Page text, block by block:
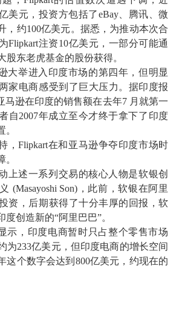
美元，投资方包括了eBay、腾讯、微
，约100亿美元。据悉，为推动本次合
Flipkart注资10亿美元，一部分可能通
股东老虎基金的股份获得。
大举进入印度市场的第四年，但明显
家电商感受到了巨大压力。据印度报
马逊在印度的销售额在去年7 月就第一
自2007年成立至今才终于拿下了印度
，Flipkart在和亚马逊争夺印度市场时
上述一系列交易的核心人物是软银创
(Masayoshi Son)，此前，软银在阿里
资，后期获得了十分丰厚的回报，软
创造新的“阿里巴巴”。
示，印度电商暂时只占整个零售市场
为233亿美元，但印度电商的增长空间
这个数字会达到800亿美元，约现在的